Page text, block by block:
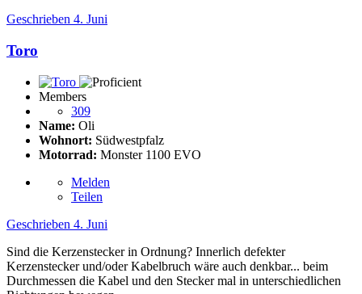
Geschrieben 4. Juni
Toro
Members
309
Name: Oli
Wohnort: Südwestpfalz
Motorrad: Monster 1100 EVO
Melden
Teilen
Geschrieben 4. Juni
Sind die Kerzenstecker in Ordnung? Innerlich defekter
Kerzenstecker und/oder Kabelbruch wäre auch denkbar... beim
Durchmessen die Kabel und den Stecker mal in unterschiedlichen